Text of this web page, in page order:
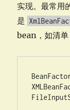
实现。最常用
是
bean，如清单